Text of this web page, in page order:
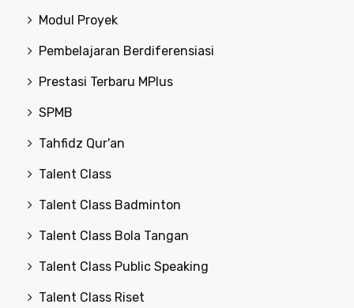
Modul Proyek
Pembelajaran Berdiferensiasi
Prestasi Terbaru MPlus
SPMB
Tahfidz Qur'an
Talent Class
Talent Class Badminton
Talent Class Bola Tangan
Talent Class Public Speaking
Talent Class Riset